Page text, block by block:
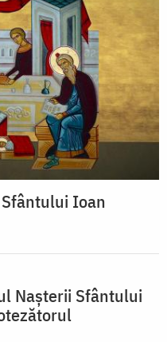
Ioan
Naşterii Sfântului